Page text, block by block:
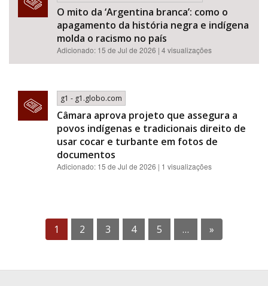
O mito da ‘Argentina branca’: como o
apagamento da história negra e indígena
molda o racismo no país
Adicionado: 15 de Jul de 2026 | 4 visualizações
g1 - g1.globo.com
Câmara aprova projeto que assegura a
povos indígenas e tradicionais direito de
usar cocar e turbante em fotos de
documentos
Adicionado: 15 de Jul de 2026 | 1 visualizações
1 2 3 4 5 … »